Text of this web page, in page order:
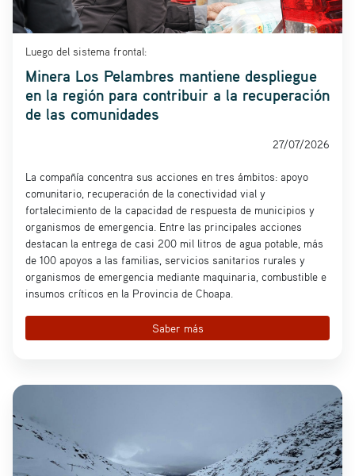
Luego del sistema frontal:
Minera Los Pelambres mantiene despliegue
en la región para contribuir a la recuperación
de las comunidades
27/07/2026
La compañía concentra sus acciones en tres ámbitos: apoyo
comunitario, recuperación de la conectividad vial y
fortalecimiento de la capacidad de respuesta de municipios y
organismos de emergencia. Entre las principales acciones
destacan la entrega de casi 200 mil litros de agua potable, más
de 100 apoyos a las familias, servicios sanitarios rurales y
organismos de emergencia mediante maquinaria, combustible e
insumos críticos en la Provincia de Choapa.
Saber más